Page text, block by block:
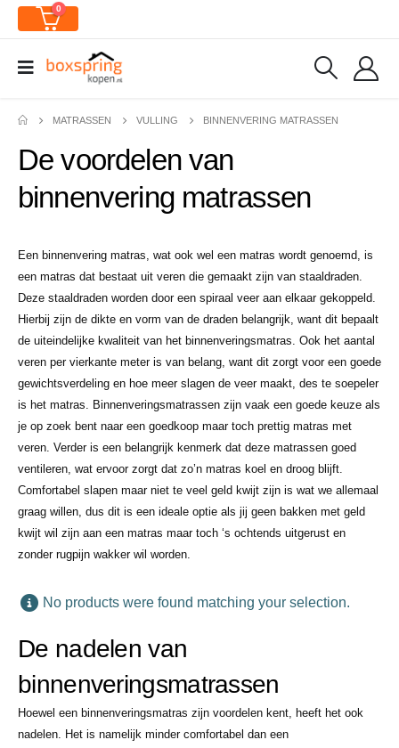
0
MATRASSEN VULLING BINNENVERING MATRASSEN
De voordelen van
binnenvering matrassen
Een binnenvering matras, wat ook wel een matras wordt genoemd, is
een matras dat bestaat uit veren die gemaakt zijn van staaldraden.
Deze staaldraden worden door een spiraal veer aan elkaar gekoppeld.
Hierbij zijn de dikte en vorm van de draden belangrijk, want dit bepaalt
de uiteindelijke kwaliteit van het binnenveringsmatras. Ook het aantal
veren per vierkante meter is van belang, want dit zorgt voor een goede
gewichtsverdeling en hoe meer slagen de veer maakt, des te soepeler
is het matras. Binnenveringsmatrassen zijn vaak een goede keuze als
je op zoek bent naar een goedkoop maar toch prettig matras met
veren. Verder is een belangrijk kenmerk dat deze matrassen goed
ventileren, wat ervoor zorgt dat zo’n matras koel en droog blijft.
Comfortabel slapen maar niet te veel geld kwijt zijn is wat we allemaal
graag willen, dus dit is een ideale optie als jij geen bakken met geld
kwijt wil zijn aan een matras maar toch ‘s ochtends uitgerust en
zonder rugpijn wakker wil worden.
No products were found matching your selection.
De nadelen van
binnenveringsmatrassen
Hoewel een binnenveringsmatras zijn voordelen kent, heeft het ook
nadelen. Het is namelijk minder comfortabel dan een